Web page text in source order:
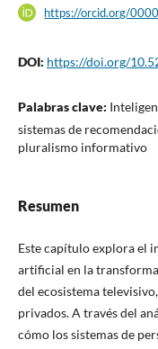
https://orcid.org/
DOI: https://doi.org/
Palabras clave:
sistemas de
pluralismo informativo
Resumen
Este capítulo explora el
artificial en la
del ecosistema
privados. A través del
cómo los sistemas de